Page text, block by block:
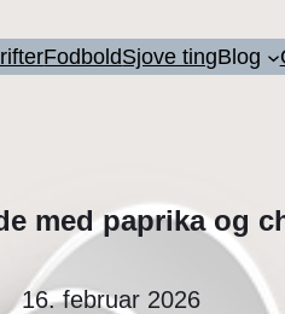
FodboldSjove tingBlog
med paprika og
16. februar 2026